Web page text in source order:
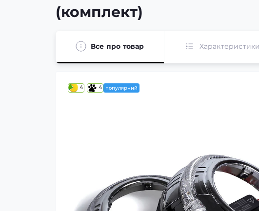
(комплект)
Все про товар Характеристики
4 4 популярний